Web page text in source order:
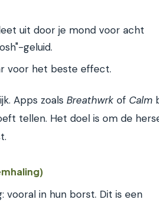
uit door je mond voor acht
geluid.
voor het beste effect.
Apps zoals Breathwrk of Calm
tellen. Het doel is om de
vooral in hun borst. Dit is een